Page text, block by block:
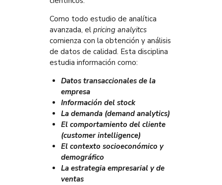
Como todo estudio de analítica
avanzada, el pricing analyitcs
comienza con la obtención y análisis
de datos de calidad. Esta disciplina
estudia información como:
Datos transaccionales de la
empresa
Información del stock
La demanda (demand analytics)
El comportamiento del cliente
(customer intelligence)
El contexto socioeconómico y
demográfico
La estrategia empresarial y de
ventas